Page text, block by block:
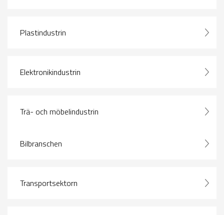
Plastindustrin
Elektronikindustrin
Trä- och möbelindustrin
Bilbranschen
Transportsektorn